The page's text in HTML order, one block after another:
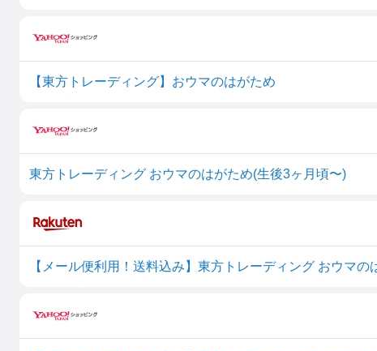
【東方トレーディング】おウマのはがため
東方トレーディング おウマのはがため(生後3ヶ月頃〜)